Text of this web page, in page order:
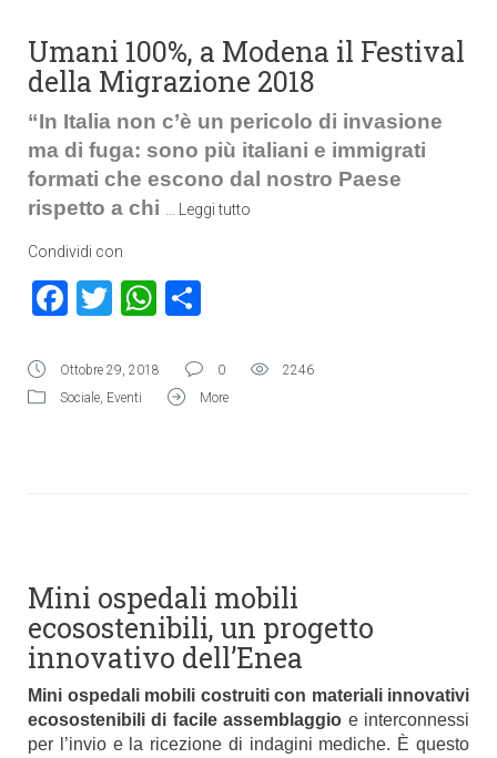
Umani 100%, a Modena il Festival
della Migrazione 2018
“In Italia non c’è un pericolo di invasione
ma di fuga: sono più italiani e immigrati
formati che escono dal nostro Paese
rispetto a chi
Leggi tutto
Condividi con
Facebook
TwitterWhatsApp
Ottobre 29, 2018 0
2246
Sociale, Eventi More
Mini ospedali mobili
ecosostenibili, un progetto
innovativo dell’Enea
Mini ospedali mobili costruiti con materiali innovativi
ecosostenibili di facile assemblaggio e interconnessi
per l’invio e la ricezione di indagini mediche. È questo